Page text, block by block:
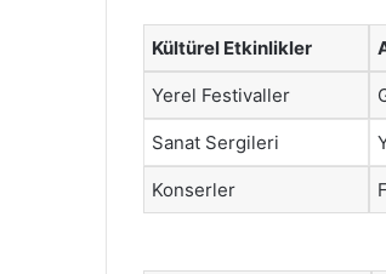
Kültürel Etkinlikler
Yerel Festivaller
Sanat Sergileri
Konserler